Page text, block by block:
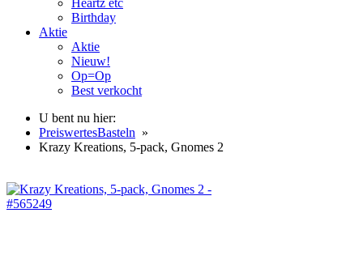
Heartz etc
Birthday
Aktie
Aktie
Nieuw!
Op=Op
Best verkocht
U bent nu hier:
PreiswertesBasteln »
Krazy Kreations, 5-pack, Gnomes 2